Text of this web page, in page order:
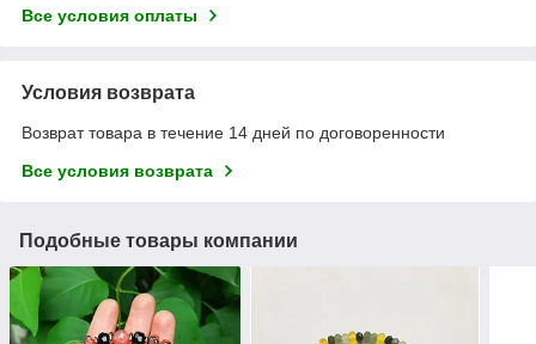
Все условия оплаты
Условия возврата
Возврат товара в течение 14 дней по договоренности
Все условия возврата
Подобные товары компании